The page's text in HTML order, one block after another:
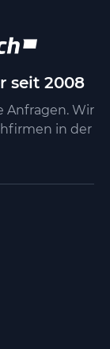
seit 2008
Anfragen. Wir
in der